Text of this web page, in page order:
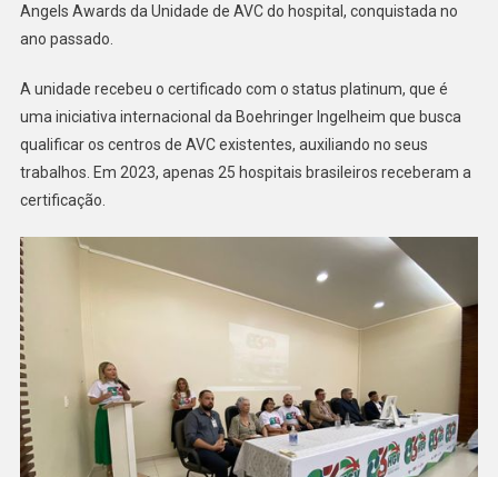
Angels Awards da Unidade de AVC do hospital, conquistada no
ano passado.
A unidade recebeu o certificado com o status platinum, que é
uma iniciativa internacional da Boehringer Ingelheim que busca
qualificar os centros de AVC existentes, auxiliando no seus
trabalhos. Em 2023, apenas 25 hospitais brasileiros receberam a
certificação.